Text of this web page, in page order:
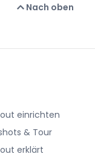
Nach oben
einrichten
& Tour
erklärt